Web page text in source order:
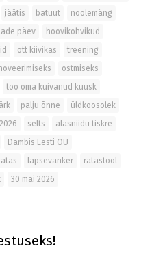
jäätis batuut
noolemäng
päev
hoovikohvikud
ott kiivikas
treening
ostmiseks
too oma kuivanud kuusk
palju õnne
üldkoosolek
selts
alasniidu tiskre
Dambis Eesti OÜ
lapsevanker
ratastool
30 mai 2026